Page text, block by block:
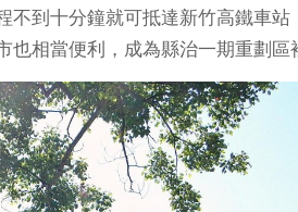
不到十分鐘就可抵達新竹高鐵車
相當便利，成為縣治一期重劃區